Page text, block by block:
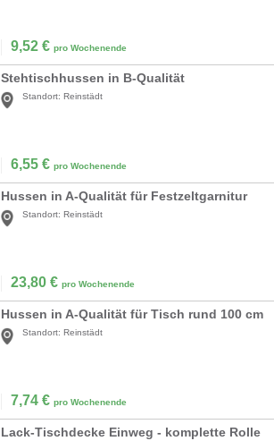
9,52 € pro Wochenende
Stehtischhussen in B-Qualität
Standort: Reinstädt
6,55 € pro Wochenende
Hussen in A-Qualität für Festzeltgarnitur
Standort: Reinstädt
23,80 € pro Wochenende
Hussen in A-Qualität für Tisch rund 100 cm
Standort: Reinstädt
7,74 € pro Wochenende
Lack-Tischdecke Einweg - komplette Rolle